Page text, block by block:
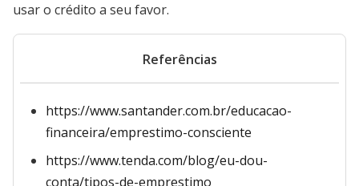
usar o crédito a seu favor.
Referências
https://www.santander.com.br/educacao-
financeira/emprestimo-consciente
https://www.tenda.com/blog/eu-dou-
conta/tipos-de-emprestimo